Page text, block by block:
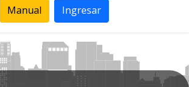
Manual Ingresar